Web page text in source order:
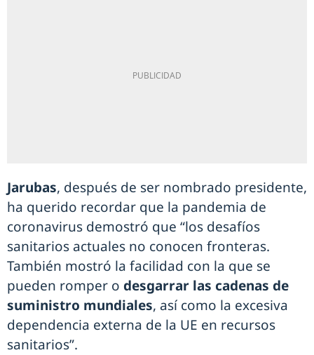
Jarubas, después de ser nombrado presidente,
ha querido recordar que la pandemia de
coronavirus demostró que “los desafíos
sanitarios actuales no conocen fronteras.
También mostró la facilidad con la que se
pueden romper o desgarrar las cadenas de
suministro mundiales, así como la excesiva
dependencia externa de la UE en recursos
sanitarios”.